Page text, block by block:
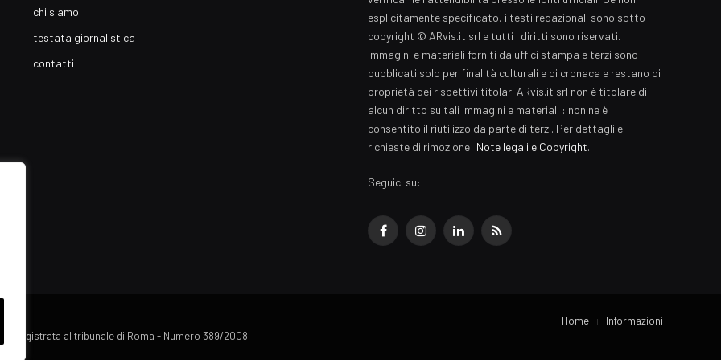
chi siamo
testata giornalistica
contatti
esplicitamente specificato, i testi redazionali sono sotto
copyright © ARvis.it srl e tutti i diritti sono riservati.
Immagini e materiali forniti da uffici stampa e terzi sono
pubblicati solo per finalità culturali e di cronaca e restano di
proprietà dei rispettivi titolari ARvis.it srl non è titolare di
alcun diritto su tali immagini e materiali : non ne è
consentito il riutilizzo da parte di terzi. Per dettagli e
richieste di rimozione: Note legali e Copyright.
Seguici su:
FacebookInstagramLinkedInRSS
registrata al tribunale di Roma - Numero 389/2008
Home Informazioni